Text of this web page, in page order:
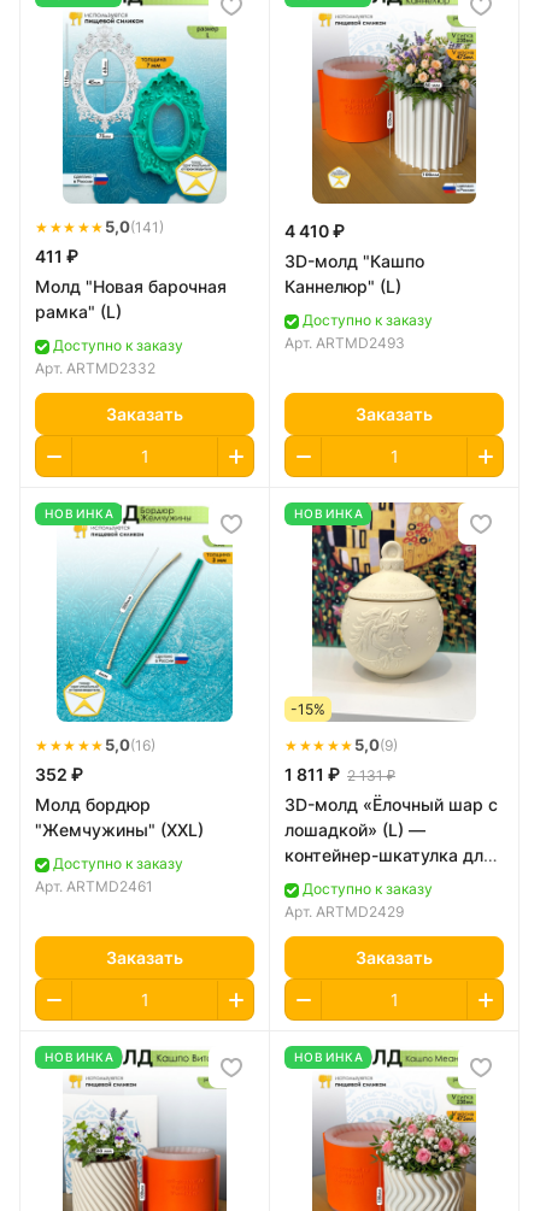
★★★★★ 5,0(141)
411 ₽
Молд "Новая барочная
рамка" (L)
Доступно к заказу
Арт. ARTMD2332
Заказать
4 410 ₽
3D-молд "Кашпо
Каннелюр" (L)
Доступно к заказу
Арт. ARTMD2493
Заказать
НОВИНКА
★★★★★ 5,0(16)
352 ₽
Молд бордюр
"Жемчужины" (XXL)
Доступно к заказу
Арт. ARTMD2461
Заказать
НОВИНКА
-15%
★★★★★ 5,0(9)
1 811 ₽ 2 131 ₽
3D-молд «Ёлочный шар с
лошадкой» (L) —
контейнер-шкатулка для
свечиДоступно к заказу
Арт. ARTMD2429
Заказать
НОВИНКА НОВИНКА